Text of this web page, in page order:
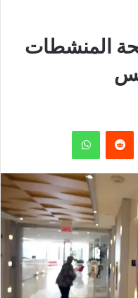
المنشطات
واتساب